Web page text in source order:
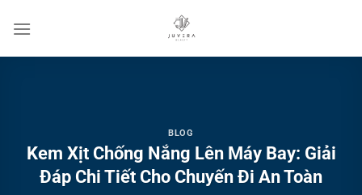
đến
BLOG
Kem Xịt Chống Nắng Lên Máy Bay: Giải
Đáp Chi Tiết Cho Chuyến Đi An Toàn